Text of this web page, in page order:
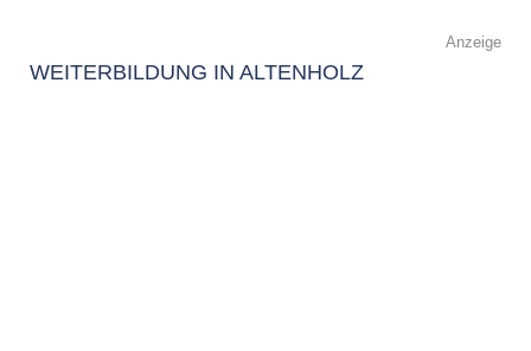
Anzeige
WEITERBILDUNG IN ALTENHOLZ